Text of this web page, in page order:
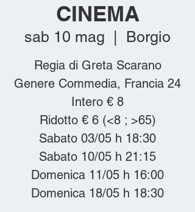
CINEMA
sab 10 mag Borgio
Regia di Greta Scarano
Genere Commedia, Francia 24
Intero € 8
Ridotto € 6 (<8 ; >65)
Sabato 03/05 h 18:30
Sabato 10/05 h 21:15
Domenica 11/05 h 16:00
Domenica 18/05 h 18:30